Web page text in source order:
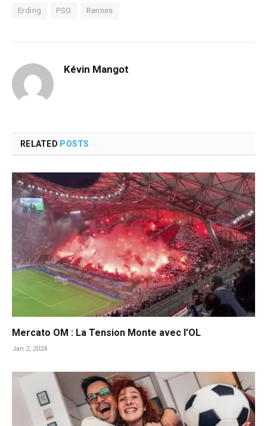
Erding PSG Rennes
Kévin Mangot
RELATED POSTS
Mercato OM : La Tension Monte avec l’OL
Jan 2, 2024